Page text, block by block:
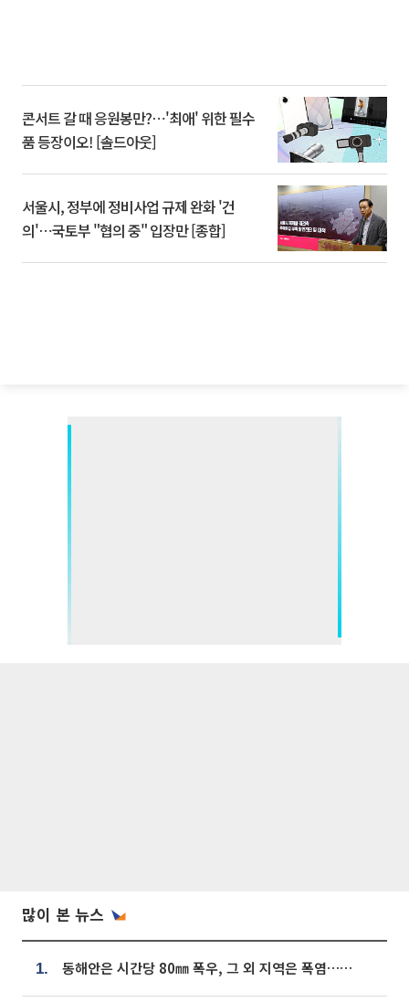
콘서트 갈 때 응원봉만?⋯'최애' 위한 필수
품 등장이오! [솔드아웃]
서울시, 정부에 정비사업 규제 완화 '건
의'⋯국토부 "협의 중" 입장만 [종합]
많이 본 뉴스
1. 동해안은 시간당 80㎜ 폭우, 그 외 지역은 폭염…‘극과 극 날씨’